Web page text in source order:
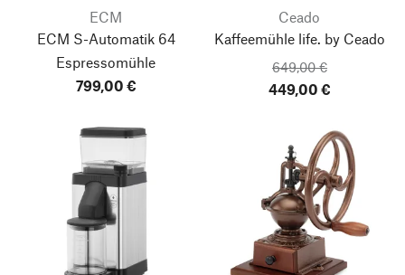
ECM
ECM S-Automatik 64
Espressomühle
799,00 €
Ceado
Kaffeemühle life. by Ceado
649,00 €
449,00 €